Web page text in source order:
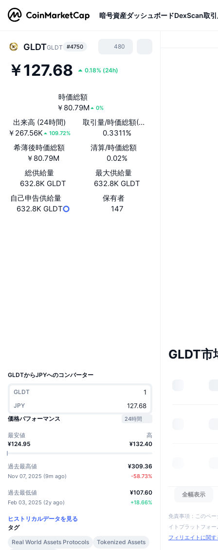
暗号資産ダッシュボードDexScan取
GLDTGLDT #4750 480
￥127.68 0.18% (24h)
時価総額
￥80.79M
0%
出来高 (24時間)
￥267.56K
109.72%
取引量/時価総額(24時間)
0.3311%
希薄後時価総額
￥80.79M
清算/時価総額
0.02%
総供給量
632.8K GLDT
最大供給量
632.8K GLDT
自己申告供給量
632.8K GLDT
保有者
147
GLDTからJPYへのコンバーター
GLDT
JPY
価格パフォーマンス
24時間
最安値
¥124.95
高
¥132.40
過去最高値
Nov 07, 2025 (9m ago)
¥309.36
-58.73%
過去最低値
Feb 03, 2025 (2y ago)
¥107.60
+18.66%
ヒストリカルデータを見る
タグ
Real World Assets Protocols
Tokenized Assets
GLDT市
全幅表示
免責事項：このペ
イトプラットフォ
フィリエイトに関